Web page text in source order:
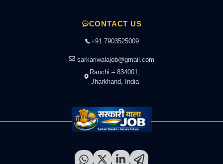
CONTACT US
+91 7903525009
sarkariwalajob@gmail.com
Ranchi – 834001,
Jharkhand, India